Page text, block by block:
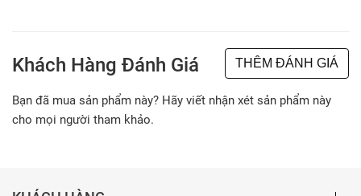
Khách Hàng Đánh Giá THÊM ĐÁNH GIÁ
Bạn đã mua sản phẩm này? Hãy viết nhận xét sản phẩm này
cho mọi người tham khảo.